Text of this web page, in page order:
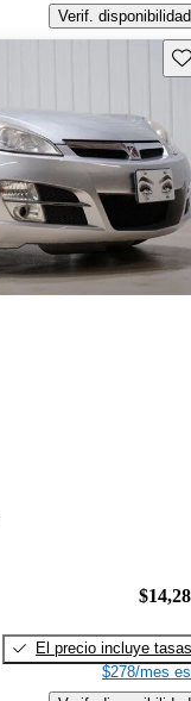
Verif. disponibilidad
El precio incluye tasas
$278/mes